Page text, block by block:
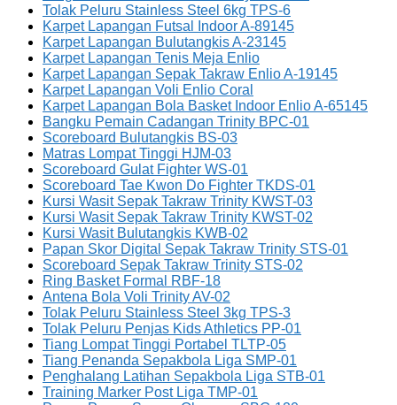
Tolak Peluru Stainless Steel 6kg TPS-6
Karpet Lapangan Futsal Indoor A-89145
Karpet Lapangan Bulutangkis A-23145
Karpet Lapangan Tenis Meja Enlio
Karpet Lapangan Sepak Takraw Enlio A-19145
Karpet Lapangan Voli Enlio Coral
Karpet Lapangan Bola Basket Indoor Enlio A-65145
Bangku Pemain Cadangan Trinity BPC-01
Scoreboard Bulutangkis BS-03
Matras Lompat Tinggi HJM-03
Scoreboard Gulat Fighter WS-01
Scoreboard Tae Kwon Do Fighter TKDS-01
Kursi Wasit Sepak Takraw Trinity KWST-03
Kursi Wasit Sepak Takraw Trinity KWST-02
Kursi Wasit Bulutangkis KWB-02
Papan Skor Digital Sepak Takraw Trinity STS-01
Scoreboard Sepak Takraw Trinity STS-02
Ring Basket Formal RBF-18
Antena Bola Voli Trinity AV-02
Tolak Peluru Stainless Steel 3kg TPS-3
Tolak Peluru Penjas Kids Athletics PP-01
Tiang Lompat Tinggi Portabel TLTP-05
Tiang Penanda Sepakbola Liga SMP-01
Penghalang Latihan Sepakbola Liga STB-01
Training Marker Post Liga TMP-01